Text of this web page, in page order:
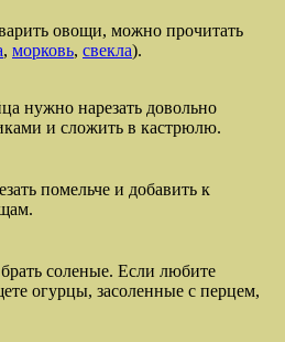
овощи, можно прочитать
, морковь, свекла).
нужно нарезать довольно
и сложить в кастрюлю.
помельче и добавить к
соленые. Если любите
огурцы, засоленные с перцем,